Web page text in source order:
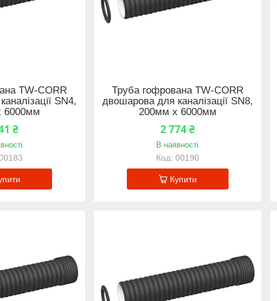
TW-CORR
SN4,
6000мм
₴
Труба гофрована TW-CORR
двошарова для каналізації SN8,
200мм x 6000мм
2 774 ₴
В наявності
00190
Купити